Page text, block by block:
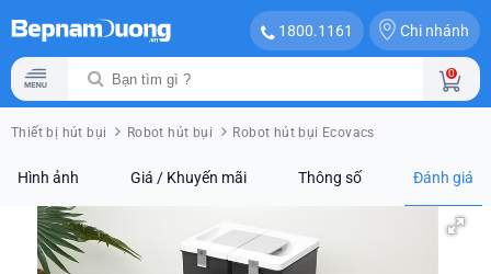
1800.1161 Chi nhánh
0
Thiết bị hút bụi Robot hút bụi Robot hút bụi Ecovacs
Hình ảnh Giá / Khuyến mãi Thông số Đánh giá